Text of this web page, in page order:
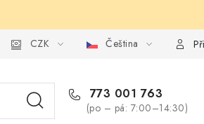
Podmínky ochrany osobních údajů
CZK Čeština
773 001 763
(po – pá: 7:00–14:30)